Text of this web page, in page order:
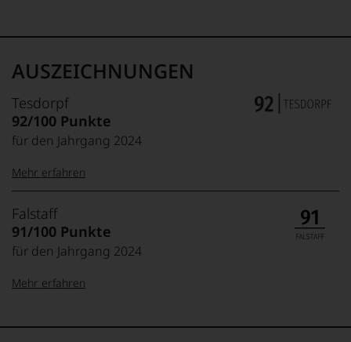
AUSZEICHNUNGEN
Tesdorpf
92/100 Punkte
für den Jahrgang 2024
99–100 Punkte:
95–98 Punkte:
Tesdorpf
Der
Name
Tesdorpf
für
für
Mehr erfahren
Falstaff
91/100 Punkte
für den Jahrgang 2024
Mehr erfahren